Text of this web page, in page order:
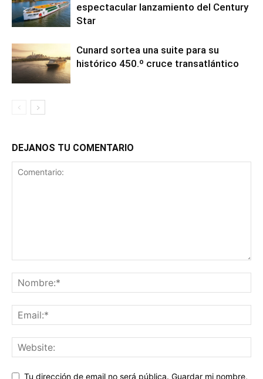
espectacular lanzamiento del Century
Star
Cunard sortea una suite para su
histórico 450.º cruce transatlántico
DEJANOS TU COMENTARIO
Tu dirección de email no será pública. Guardar mi nombre,